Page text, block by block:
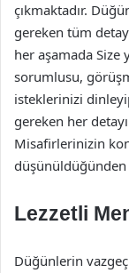
çıkmaktadır.
gereken tüm
her aşamada Size
sorumlusu,
isteklerinizi
gereken her
Misafirlerinizin
Lezzetli
Düğünlerin